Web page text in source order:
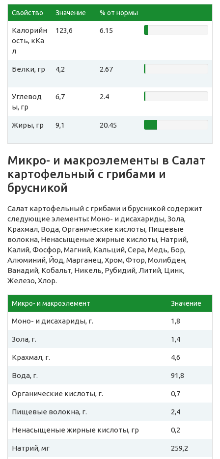
Свойство Значение % от нормы
Калорийн
ость, кКа
л
123,6 6.15
Белки, гр 4,2 2.67
Углевод
ы, гр
6,7 2.4
Жиры, гр 9,1 20.45
Микро- и макроэлементы в Салат
картофельный с грибами и
брусникой
Салат картофельный с грибами и брусникой содержит
следующие элементы: Моно- и дисахариды, Зола,
Крахмал, Вода, Органические кислоты, Пищевые
волокна, Ненасыщеные жирные кислоты, Натрий,
Калий, Фосфор, Магний, Кальций, Сера, Медь, Бор,
Алюминий, Йод, Марганец, Хром, Фтор, Молибден,
Ванадий, Кобальт, Никель, Рубидий, Литий, Цинк,
Железо, Хлор.
Микро- и макроэлемент Значение
Моно- и дисахариды, г. 1,8
Зола, г. 1,4
Крахмал, г. 4,6
Вода, г. 91,8
Органические кислоты, г. 0,7
Пищевые волокна, г. 2,4
Ненасыщеные жирные кислоты, гр 0,2
Натрий, мг 259,2